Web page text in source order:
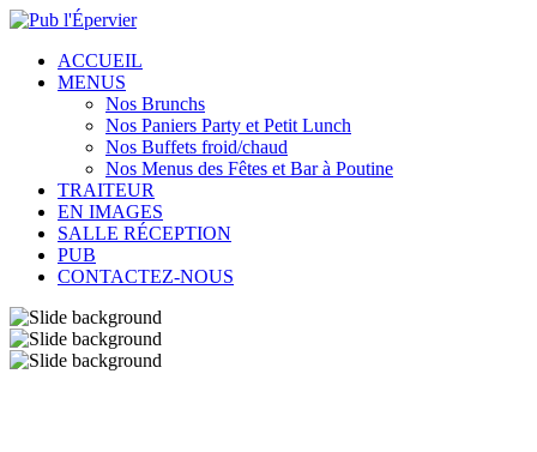
ACCUEIL
MENUS
Nos Brunchs
Nos Paniers Party et Petit Lunch
Nos Buffets froid/chaud
Nos Menus des Fêtes et Bar à Poutine
TRAITEUR
EN IMAGES
SALLE RÉCEPTION
PUB
CONTACTEZ-NOUS